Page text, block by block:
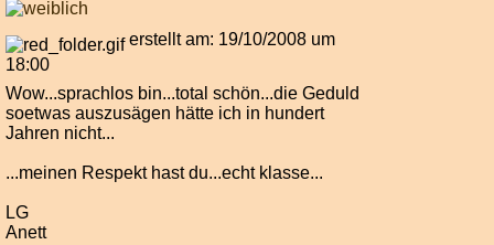
erstellt am: 19/10/2008 um
18:00
Wow...sprachlos bin...total schön...die Geduld
soetwas auszusägen hätte ich in hundert
Jahren nicht...
...meinen Respekt hast du...echt klasse...
LG
Anett